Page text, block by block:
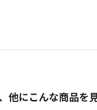
他にこんな商品を